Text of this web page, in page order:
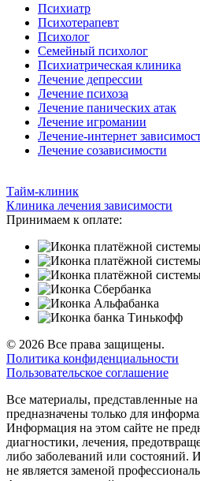
Психиатр
Психотерапевт
Психолог
Семейный психолог
Психиатрическая клиника
Лечение депрессии
Лечение психоза
Лечение панических атак
Лечение игромании
Лечение-интернет
Лечение созависимости
Тайм-клиник
Клиника лечения зависимости
Принимаем к оплате:
© 2026 Все права защищены.
Политика конфиденциальности
Пользовательское соглашение
Все материалы, представленные
предназначены только для
Информация на этом сайте не
диагностики, лечения,
либо заболеваний или состояний.
не является заменой